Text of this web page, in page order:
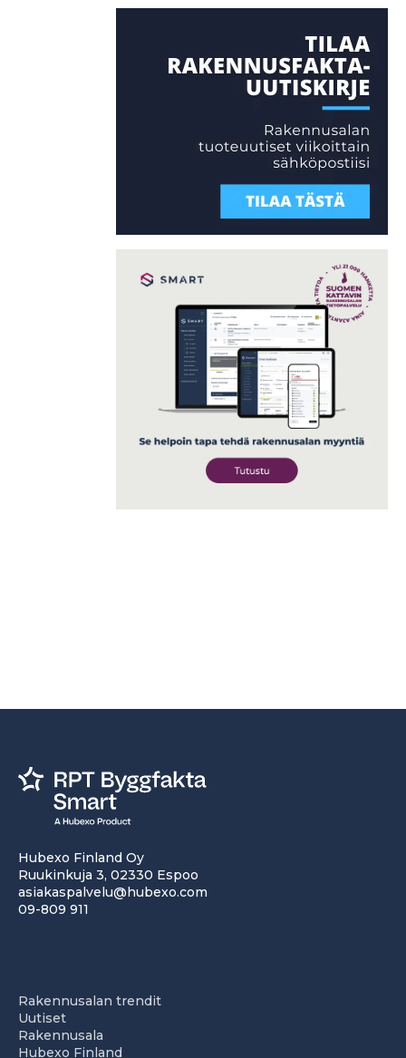
Hubexo Finland Oy
Ruukinkuja 3, 02330 Espoo
asiakaspalvelu@hubexo.com
09-809 911
Rakennusalan trendit
Uutiset
Rakennusala
Hubexo Finland